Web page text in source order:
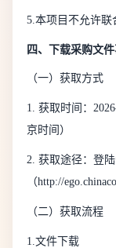
5.本项目不允许联
四、下载采购文
（一）获取方式
1. 获取时间：
京时间）
2. 获取途径：登
（http://
（二）获取流程
1.文件下载